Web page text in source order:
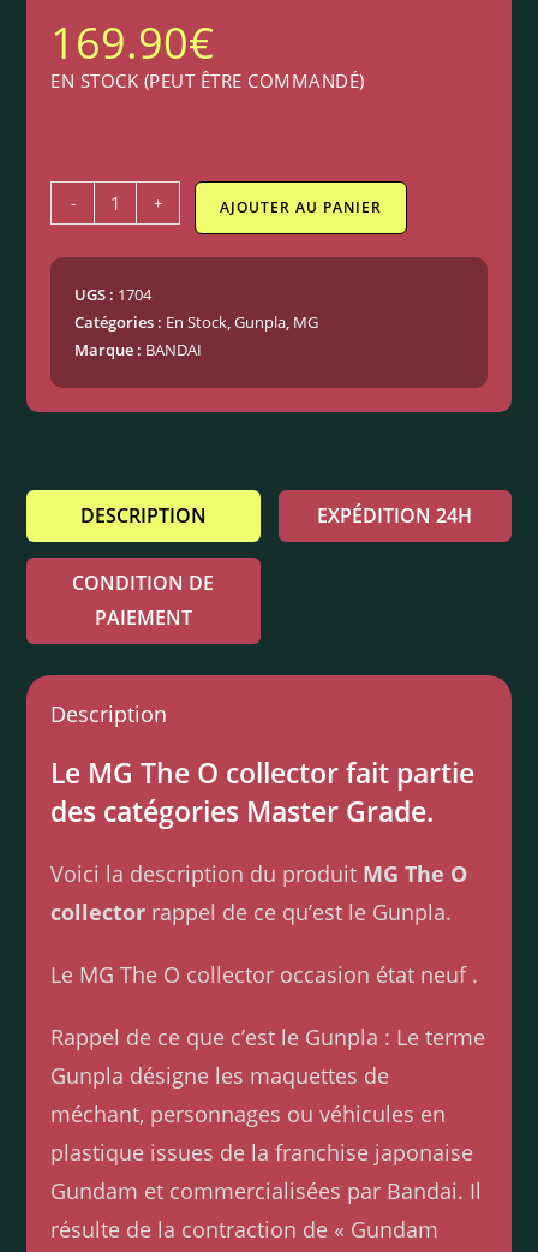
169.90€
EN STOCK (PEUT ÊTRE COMMANDÉ)
- + AJOUTER AU PANIER
UGS : 1704
Catégories : En Stock,Gunpla, MG
Marque : BANDAI
DESCRIPTION EXPÉDITION 24H
CONDITION DE
PAIEMENT
Description
Le MG The O collector fait partie
des catégories Master Grade.
Voici la description du produit MG The O
collector rappel de ce qu’est le Gunpla.
Le MG The O collector occasion état neuf .
Rappel de ce que c’est le Gunpla : Le terme
Gunpla désigne les maquettes de
méchant, personnages ou véhicules en
plastique issues de la franchise japonaise
Gundam et commercialisées par Bandai. Il
résulte de la contraction de « Gundam